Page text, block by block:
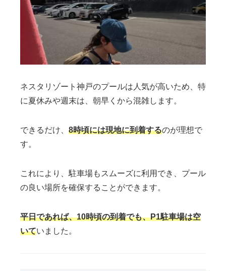
ネスタリゾート神戸のプールは人気が高いため、特
に夏休みや週末は、朝早くから混雑します。
できるだけ、 8時頃には現地に到着するのが理想で
す。
これにより、駐車場もスムーズに利用でき、プール
の良い場所を確保することができます。
平日であれば、10時頃の到着でも、P1駐車場は空
いていました。